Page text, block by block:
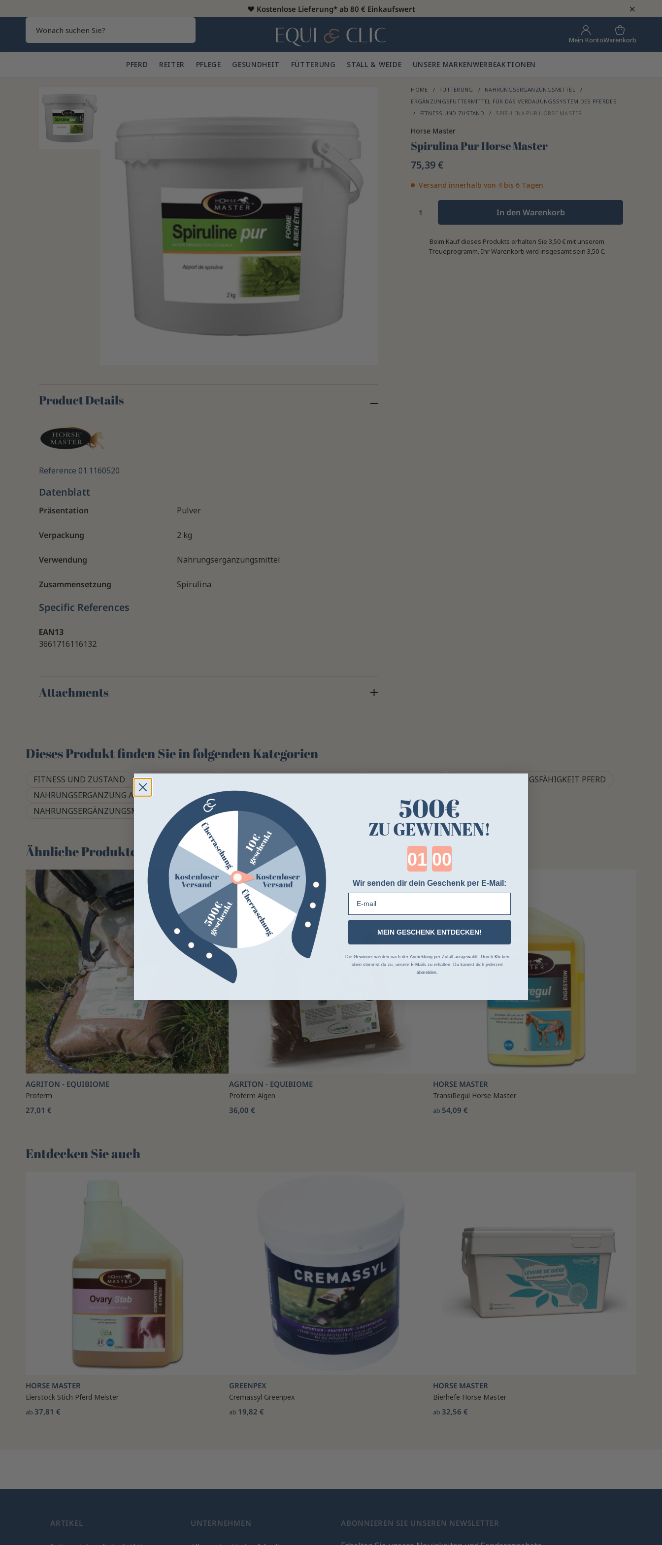
♥️ Kostenlose Lieferung* ab 80 € Einkaufswert ×
Heim Mein KontoWarenkorb
PFERD 🐎 REITER 👕 PFLEGE 🪮 GESUNDHEIT ✨ FÜTTERUNG 🥕 STALL & WEIDE 🍃 UNSERE MARKENWERBEAKTIONEN
HOME FÜTTERUNG
NAHRUNGSERGÄNZUNGSMITTEL
ERGÄNZUNGSFUTTERMITTEL FÜR DAS VERDAUUNGSSYSTEM DES PFERDES
FITNESS UND ZUSTAND
SPIRULINA PUR HORSE MASTER
Horse Master
Spirulina Pur Horse Master
75,39 €
Versand innerhalb von 4 bis 6 Tagen
In den Warenkorb
Beim Kauf dieses Produkts erhalten Sie3,50 € mit unserem
Treueprogramm. Ihr Warenkorb wird insgesamt sein3,50 €.
Product Details
Reference 01.1160520
Datenblatt
Präsentation Pulver
Verpackung 2 kg
Verwendung Nahrungsergänzungsmittel
Zusammensetzung Spirulina
Specific References
EAN13
3661716116132
Attachments
Dieses Produkt finden Sie in folgenden Kategorien
FITNESS UND ZUSTAND PFERDE-VITAMINE
VITAMINE LEISTUNGSFÄHIGKEIT PFERD
NAHRUNGSERGÄNZUNG ANÄMIE PFERD
FITNESS UND ZUSTAND
NAHRUNGSERGÄNZUNGSMITTEL ENTWÄSSERUNG PFERD, REKONVALESZENZ PFERD
Ähnliche Produkte
AGRITON - EQUIBIOME
Proferm
27,01 €
AGRITON - EQUIBIOME
Proferm Algen
36,00 €
HORSE MASTER
TransiRegul Horse Master
ab 54,09 €
Entdecken Sie auch 🌻
HORSE MASTER
Eierstock Stich Pferd Meister
ab37,81 €
GREENPEX
Cremassyl Greenpex
ab 19,82 €
HORSE MASTER
Bierhefe Horse Master
ab 32,56 €
ARTIKEL UNTERNEHMEN ABONNIEREN SIE UNSEREN NEWSLETTER
500€
ZU GEWINNEN!
Countdown ends in:
Wir senden dir dein Geschenk per E-Mail:
MEIN GESCHENK ENTDECKEN!
Die Gewinner werden nach der Anmeldung per Zufall ausgewählt. Durch Klicken
oben stimmst du zu, unsere E-Mails zu erhalten. Du kannst dich jederzeit
abmelden.